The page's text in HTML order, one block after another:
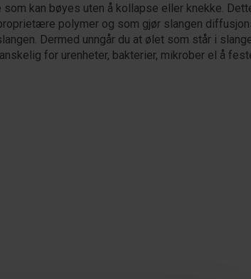
kan bøyes uten å kollapse eller knekke.
polymer og som gjør slangen
Dermed unngår du at ølet som står i
for urenheter, bakterier, mikrober el å